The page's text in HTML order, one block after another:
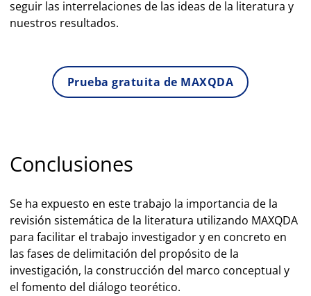
seguir las interrelaciones de las ideas de la literatura y
nuestros resultados.
Prueba gratuita de MAXQDA
Conclusiones
Se ha expuesto en este trabajo la importancia de la
revisión sistemática de la literatura utilizando MAXQDA
para facilitar el trabajo investigador y en concreto en
las fases de delimitación del propósito de la
investigación, la construcción del marco conceptual y
el fomento del diálogo teorético.